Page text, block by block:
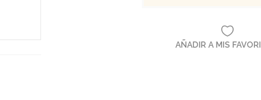
AÑADIR A MIS